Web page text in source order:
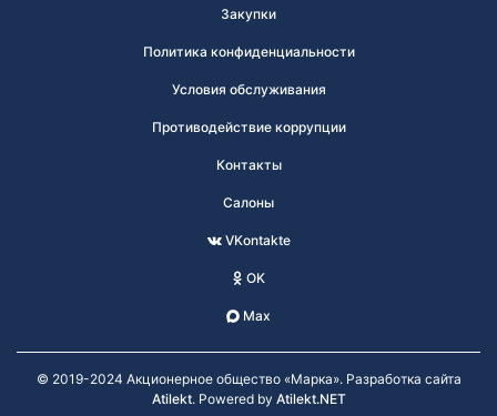
Закупки
Политика конфиденциальности
Условия обслуживания
Противодействие коррупции
Контакты
Салоны
VKontakte
OK
Max
© 2019-2024 Акционерное общество «Марка». Разработка сайта
Atilekt. Powered by Atilekt.NET